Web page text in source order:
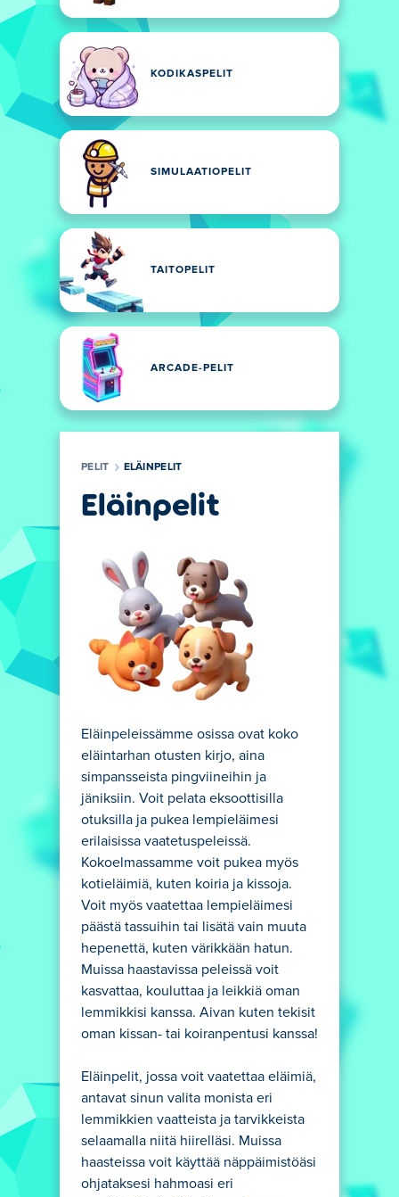
KODIKASPELIT
SIMULAATIOPELIT
TAITOPELIT
ARCADE-PELIT
PELIT ELÄINPELIT
Eläinpelit
Eläinpeleissämme osissa ovat koko
eläintarhan otusten kirjo, aina
simpansseista pingviineihin ja
jäniksiin. Voit pelata eksoottisilla
otuksilla ja pukea lempieläimesi
erilaisissa vaatetuspeleissä.
Kokoelmassamme voit pukea myös
kotieläimiä, kuten koiria ja kissoja.
Voit myös vaatettaa lempieläimesi
päästä tassuihin tai lisätä vain muuta
hepenettä, kuten värikkään hatun.
Muissa haastavissa peleissä voit
kasvattaa, kouluttaa ja leikkiä oman
lemmikkisi kanssa. Aivan kuten tekisit
oman kissan- tai koiranpentusi kanssa!
Eläinpelit, jossa voit vaatettaa eläimiä,
antavat sinun valita monista eri
lemmikkien vaatteista ja tarvikkeista
selaamalla niitä hiirelläsi. Muissa
haasteissa voit käyttää näppäimistöäsi
ohjataksesi hahmoasi eri